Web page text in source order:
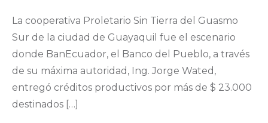
La cooperativa Proletario Sin Tierra del Guasmo
Sur de la ciudad de Guayaquil fue el escenario
donde BanEcuador, el Banco del Pueblo, a través
de su máxima autoridad, Ing. Jorge Wated,
entregó créditos productivos por más de $ 23.000
destinados […]